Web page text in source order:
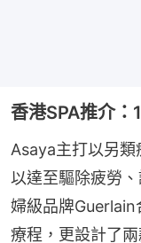
香港SPA推介
Asaya主打以另類
以達至驅除疲勞
婦級品牌
療程，更設計了